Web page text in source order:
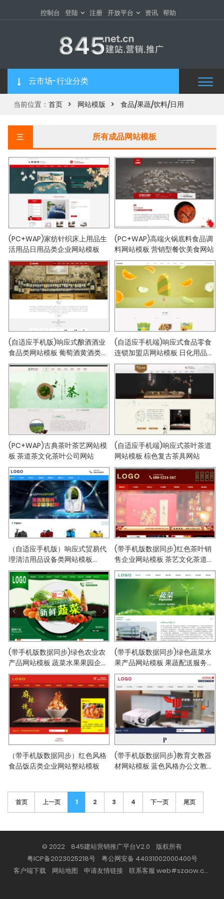
控制台 登陆 注册 开放平台 资讯 帮助
云市场-行业分类
当前位置： 首页 网站模版 食品/果蔬/饮料/日用
所有成品网站模板
三
(PC+WAP)家纺针织床上用品生
活用品日用品类企业网站模板
(PC+WAP)高端火锅底料食品调
料网站模板 营销型餐饮美食网站
(自适应手机版)响应式酿酒酒业
食品类网站模板 葡萄酒黄酒类网
站
(自适应手机端)响应式食品零食
连锁加盟店网站模板 日化用品网
站
(PC+WAP)古典茶叶茶艺网站模
板 茶道茶文化茶叶公司网站
(自适应手机端)响应式茶叶茶道
网站模板 棕色复古茶具网站
（自适应手机版）响应式贸易代
理清洁用品设备类网站模板
HTML5除尘器外贸网站模板
(带手机版数据同步)红色茶叶销
售企业网站模板 茶艺文化茶道食
品类网站模板
(带手机版数据同步)绿色农业农
产品网站模板 蔬菜水果果园企业
网站模板
(带手机版数据同步)绿色蔬菜水
果产品网站模板 果蔬配送服务网
站模板
（带手机版数据同步）红色风格
食品饭店类企业网站整站模板
(带手机版数据同步)教育文教器
材网站模板 蓝色风格办公文教行
首页 上一页 1 2 3 4 下一页 尾页
© 2022 845建站营销推广平台V2.0 版权所有
粤ICP备2023025218号
粤公网安备 44031002000400号
客户端下载
网站地图 申请友情链接 联系客服 web#szaow.com